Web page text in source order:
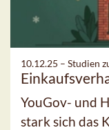
10.12.25 – Studien
YouGov- und
stark sich das